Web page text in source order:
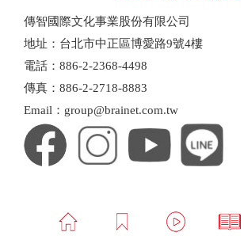
傳智國際文化事業股份有限公司
地址：台北市中正區博愛路9號4樓
電話：886-2-2368-4498
傳真：886-2-2718-8883
Email：group@brainet.com.tw